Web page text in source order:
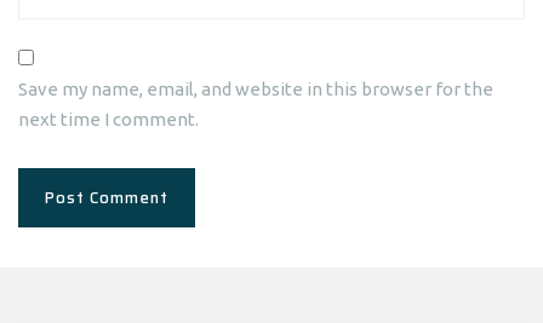
Save my name, email, and website in this browser for the
next time I comment.